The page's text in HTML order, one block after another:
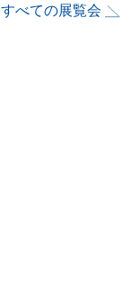
すべての展覧会